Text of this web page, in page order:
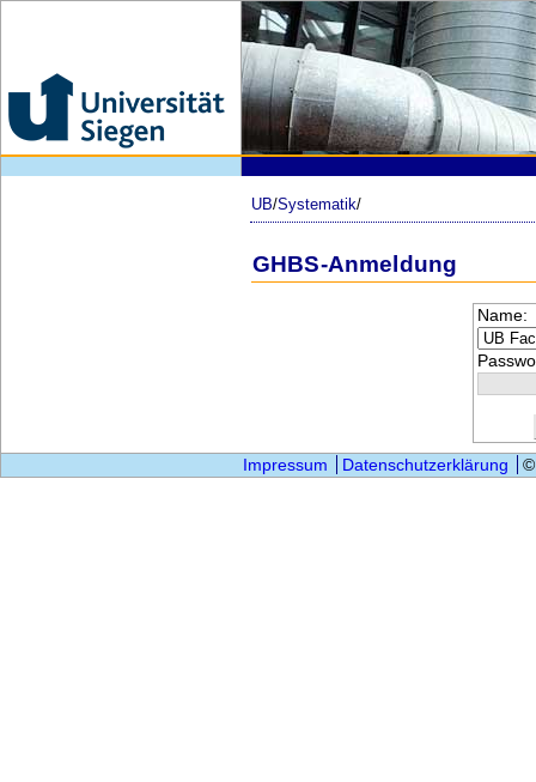
UB/Systematik/
GHBS-Anmeldung
Name:
Impressum Datenschutzerklärung ©